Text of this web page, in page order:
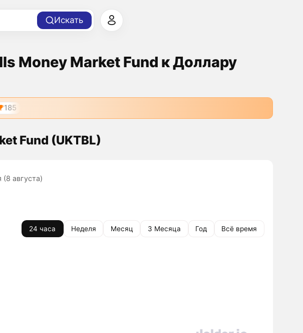
Искать
Money Market Fund к Доллару
185
Fund (UKTBL)
(8 августа)
24 часа Неделя Месяц 3 Месяца Год Всё время